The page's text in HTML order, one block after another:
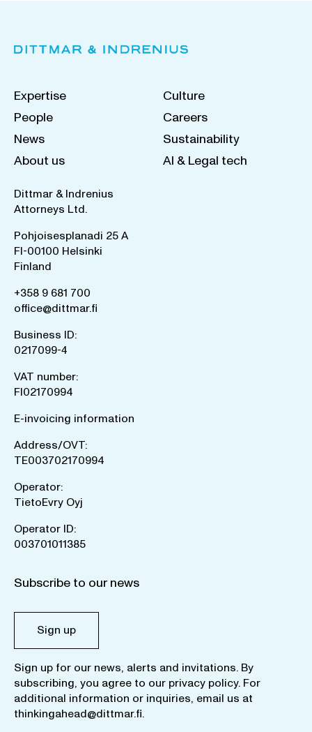
Expertise
People
News
About us
Culture
Careers
Sustainability
AI & Legal tech
Dittmar & Indrenius
Attorneys Ltd.
Pohjoisesplanadi 25 A
FI-00100 Helsinki
Finland
+358 9 681 700
office@dittmar.fi
Business ID:
0217099-4
VAT number:
FI02170994
E-invoicing information
Address/OVT:
TE003702170994
Operator:
TietoEvry Oyj
Operator ID:
003701011385
Subscribe to our news
Sign up
Sign up for our news, alerts and invitations. By
subscribing, you agree to our privacy policy. For
additional information or inquiries, email us at
thinkingahead@dittmar.fi.